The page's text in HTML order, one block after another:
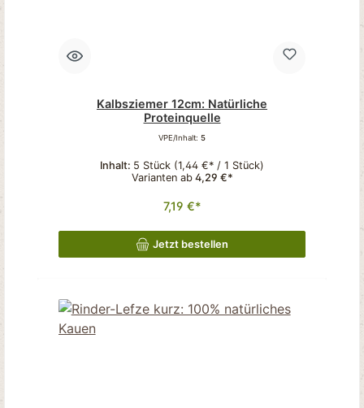
Kalbsziemer 12cm: Natürliche
Proteinquelle
VPE/Inhalt: 5
Inhalt: 5 Stück (1,44 €* / 1 Stück)
Varianten ab4,29 €*
7,19 €*
Jetzt bestellen